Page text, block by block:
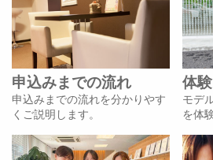
申込みまでの流れ
申込みまでの流れを分かりやす
くご説明します。
体
モデ
を体